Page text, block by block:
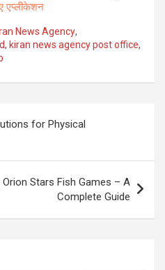
एप्लीकेशन
News Agency,
, kiran news agency post office,
for Physical
Stars Fish Games – A
Complete Guide